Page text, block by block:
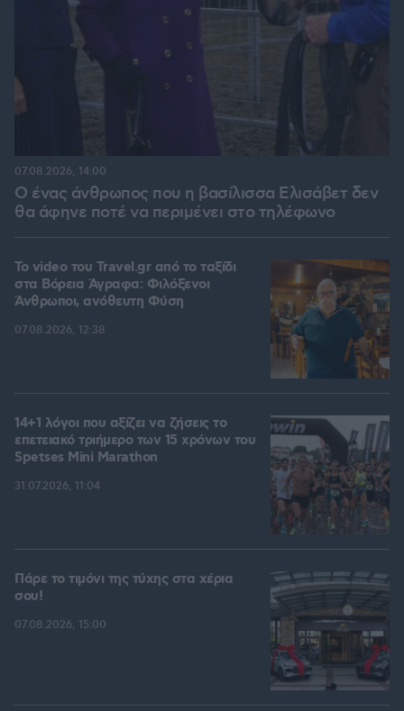
Ο ένας άνθρωπος που η βασίλισσα Ελισάβετ δεν
θα άφηνε ποτέ να περιμένει στο τηλέφωνο
07.08.2026, 14:00
To video του Travel.gr από το ταξίδι
στα Βόρεια Άγραφα: Φιλόξενοι
Άνθρωποι, ανόθευτη Φύση
07.08.2026, 12:38
14+1 λόγοι που αξίζει να ζήσεις το
επετειακό τριήμερο των 15 χρόνων του
Spetses Mini Marathon
31.07.2026, 11:04
Πάρε το τιμόνι της τύχης στα χέρια
σου!
07.08.2026, 15:00